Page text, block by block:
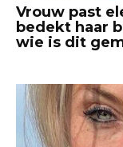
Vrouw past
bedekt haar
wie is dit